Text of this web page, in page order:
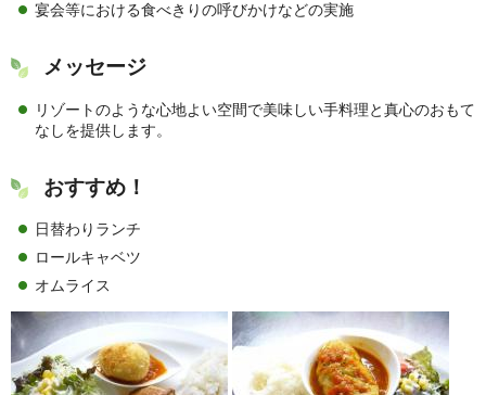
宴会等における食べきりの呼びかけなどの実施
メッセージ
リゾートのような心地よい空間で美味しい手料理と真心のおもて
なしを提供します。
おすすめ！
日替わりランチ
ロールキャベツ
オムライス